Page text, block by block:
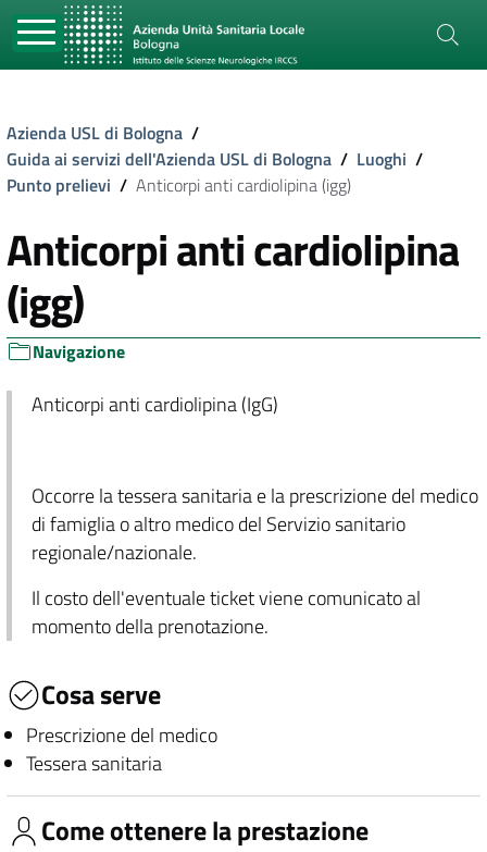
Azienda USL di Bologna /
Guida ai servizi dell'Azienda USL di Bologna / Luoghi /
Punto prelievi / Anticorpi anti cardiolipina (igg)
Anticorpi anti cardiolipina
(igg)
Navigazione
Anticorpi anti cardiolipina (IgG)
Occorre la tessera sanitaria e la prescrizione del medico
di famiglia o altro medico del Servizio sanitario
regionale/nazionale.
Il costo dell'eventuale ticket viene comunicato al
momento della prenotazione.
Cosa serve
Prescrizione del medico
Tessera sanitaria
Come ottenere la prestazione